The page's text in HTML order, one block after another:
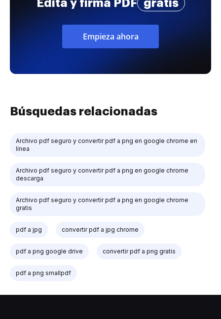
Edita y firma PDF gratis
Empieza ahora
Búsquedas relacionadas
Archivo pdf seguro y convertir pdf a png en google chrome en
línea
Archivo pdf seguro y convertir pdf a png en google chrome
descarga
Archivo pdf seguro y convertir pdf a png en google chrome
gratis
pdf a jpg convertir pdf a jpg chrome
pdf a png google drive convertir pdf a png gratis
pdf a png smallpdf